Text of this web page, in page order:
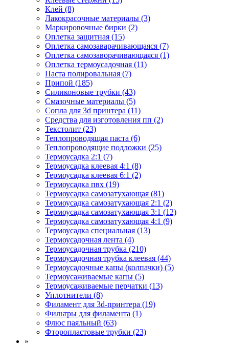
Клей (8)
Лакокрасочные материалы (3)
Маркировочные бирки (2)
Оплетка защитная (15)
Оплетка самозаварачивающаяся (7)
Оплетка самозаворачивающаяся (1)
Оплетка термоусадочная (11)
Паста полировальная (7)
Припой (185)
Силиконовые трубки (43)
Смазочные материалы (5)
Сопла для 3d принтера (11)
Средства для изготовления пп (2)
Текстолит (23)
Теплопроводящая паста (6)
Теплопроводящие подложки (25)
Термоусадка 2:1 (7)
Термоусадка клеевая 4:1 (8)
Термоусадка клеевая 6:1 (2)
Термоусадка пвх (19)
Термоусадка самозатухающая (81)
Термоусадка самозатухающая 2:1 (2)
Термоусадка самозатухающая 3:1 (12)
Термоусадка самозатухающая 4:1 (9)
Термоусадка специальная (13)
Термоусадочная лента (4)
Термоусадочная трубка (210)
Термоусадочная трубка клеевая (44)
Термоусадочные капы (колпачки) (5)
Термоусаживаемые капы (5)
Термоусаживаемые перчатки (13)
Уплотнители (8)
Филамент для 3d-принтера (19)
Фильтры для филамента (1)
Флюс паяльный (63)
Фторопластовые трубки (23)
»